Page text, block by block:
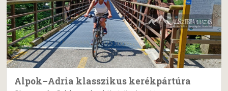
Alpok–Adria klasszikus kerékpártúra